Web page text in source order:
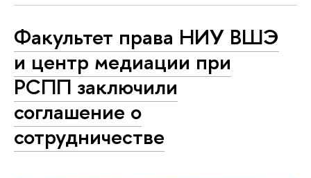
Факультет права НИУ ВШЭ
и центр медиации при
РСПП заключили
соглашение о
сотрудничестве